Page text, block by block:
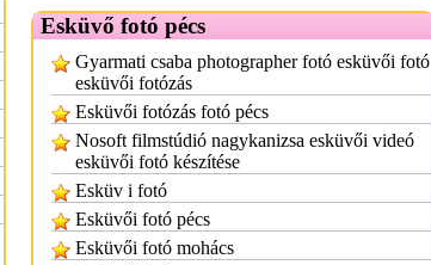
Esküvő fotó pécs
Gyarmati csaba photographer fotó esküvői fotó
esküvői fotózás
Esküvői fotózás fotó pécs
Nosoft filmstúdió nagykanizsa esküvői videó
esküvői fotó készítése
Esküv i fotó
Esküvői fotó pécs
Esküvői fotó mohács